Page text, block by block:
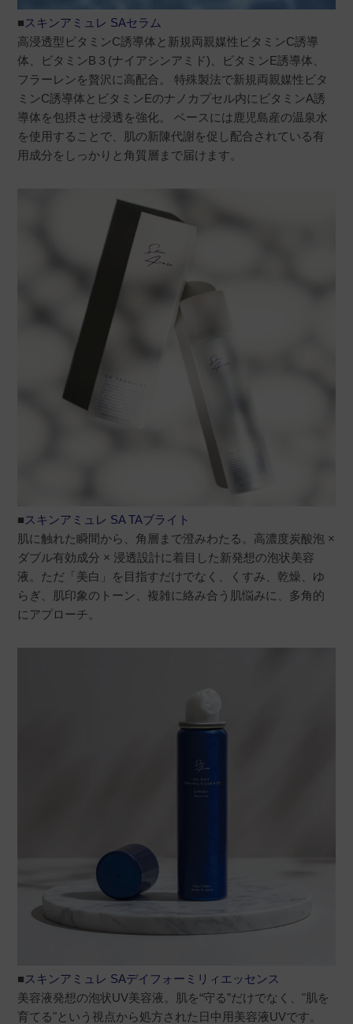
■スキンアミュレ SAセラム
高浸透型ビタミンC誘導体と新規両親媒性ビタミンC誘導
体、ビタミンB３(ナイアシンアミド)、ビタミンE誘導体、
フラーレンを贅沢に高配合。 特殊製法で新規両親媒性ビタ
ミンC誘導体とビタミンEのナノカプセル内にビタミンA誘
導体を包摂させ浸透を強化。 ベースには鹿児島産の温泉水
を使用することで、肌の新陳代謝を促し配合されている有
用成分をしっかりと角質層まで届けます。
■スキンアミュレ SA TAブライト
肌に触れた瞬間から、角層まで澄みわたる。高濃度炭酸泡 ×
ダブル有効成分 × 浸透設計に着目した新発想の泡状美容
液。ただ「美白」を目指すだけでなく、くすみ、乾燥、ゆ
らぎ、肌印象のトーン、複雑に絡み合う肌悩みに、多角的
にアプローチ。
■スキンアミュレ SAデイフォーミリィエッセンス
美容液発想の泡状UV美容液。肌を“守る”だけでなく、"肌を
育てる"という視点から処方された日中用美容液UVです。